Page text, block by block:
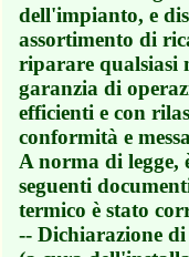
dell'impianto, e
assortimento di
riparare qualsiasi
garanzia di
efficienti e con
conformità e
A norma di legge,
seguenti
termico è stato
-- Dichiarazione